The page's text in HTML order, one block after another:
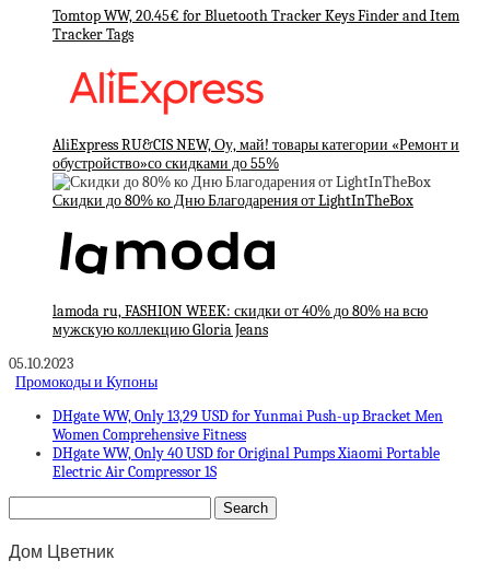
Tomtop WW, 20.45€ for Bluetooth Tracker Keys Finder and Item
Tracker Tags
AliExpress RU&CIS NEW, Оу, май! товары категории «Ремонт и
обустройство»со скидками до 55%
Скидки до 80% ко Дню Благодарения от LightInTheBox
lamoda ru, FASHION WEEK: скидки от 40% до 80% на всю
мужскую коллекцию Gloria Jeans
05.10.2023
Промокоды и Купоны
DHgate WW, Only 13,29 USD for Yunmai Push-up Bracket Men
Women Comprehensive Fitness
DHgate WW, Only 40 USD for Original Pumps Xiaomi Portable
Electric Air Compressor 1S
Дом Цветник